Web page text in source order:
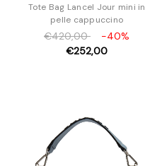
Tote Bag Lancel Jour mini in
pelle cappuccino
€420,00
-40%
€252,00